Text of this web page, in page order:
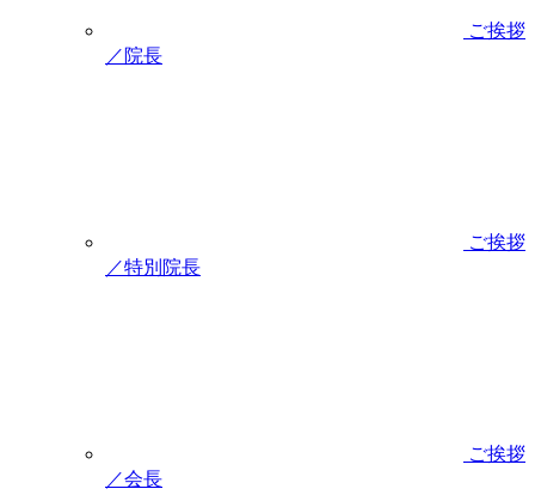
ご挨拶
／院長
ご挨拶
／特別院長
ご挨拶
／会長